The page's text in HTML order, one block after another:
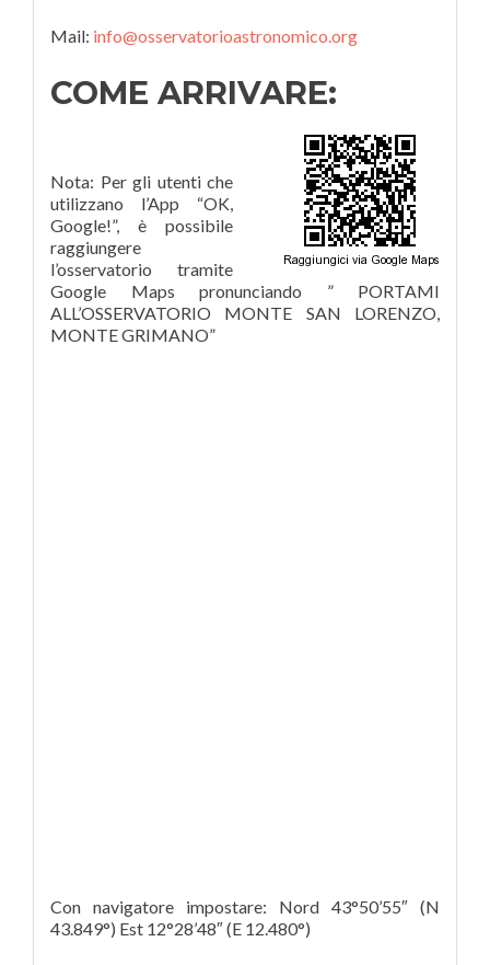
Mail: info@osservatorioastronomico.org
COME ARRIVARE:
Nota: Per gli utenti che
utilizzano l’App “OK,
Google!”, è possibile
raggiungere
l’osservatorio tramite
Google Maps pronunciando ” PORTAMI
ALL’OSSERVATORIO MONTE SAN LORENZO,
MONTE GRIMANO”
Con navigatore impostare: Nord 43°50’55″ (N
43.849°) Est 12°28’48″ (E 12.480°)